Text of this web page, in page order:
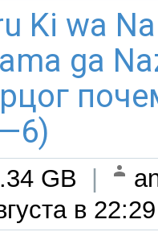
Ki wa
ga
GB
в 22:29